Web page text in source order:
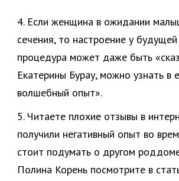
4. Если женщина в ожидании
сечения, то настроение у
процедура может даже быть
Екатерины Бурау, можно узнать в
волшебный опыт».
5. Читаете плохие отзывы в
получили негативный опыт во
стоит подумать о другом
Полина Корень посмотрите в